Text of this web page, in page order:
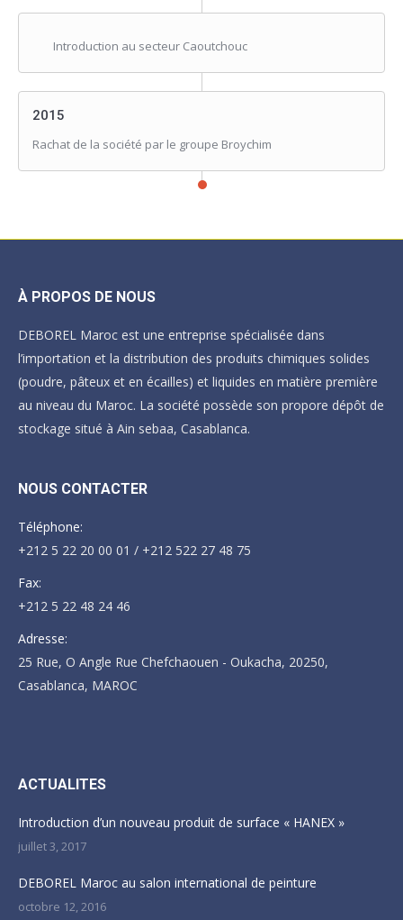
Introduction au secteur Caoutchouc
2015
Rachat de la société par le groupe Broychim
À PROPOS DE NOUS
DEBOREL Maroc est une entreprise spécialisée dans
l’importation et la distribution des produits chimiques solides
(poudre, pâteux et en écailles) et liquides en matière première
au niveau du Maroc. La société possède son propore dépôt de
stockage situé à Ain sebaa, Casablanca.
NOUS CONTACTER
Téléphone:
+212 5 22 20 00 01 / +212 522 27 48 75
Fax:
+212 5 22 48 24 46
Adresse:
25 Rue, O Angle Rue Chefchaouen - Oukacha, 20250,
Casablanca, MAROC
ACTUALITES
Introduction d’un nouveau produit de surface « HANEX »
juillet 3, 2017
DEBOREL Maroc au salon international de peinture
octobre 12, 2016